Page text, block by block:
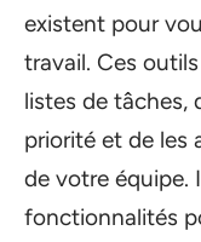
existent pour
travail. Ces
listes de tâches,
priorité et de les
de votre équipe.
fonctionnalités